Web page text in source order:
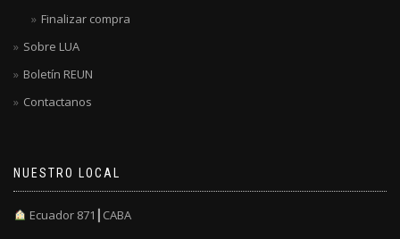
Finalizar compra
Sobre LUA
Boletín REUN
Contactanos
NUESTRO LOCAL
Ecuador 871┃CABA